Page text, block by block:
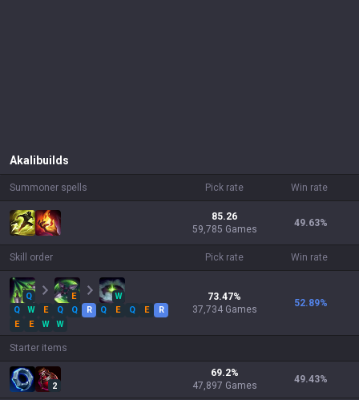
Akali builds
Summoner spells Pick rate Win rate
85.26
59,785 Games
49.63%
Skill order Pick rate Win rate
Q E
W
Q
W E Q Q R Q E Q E
R
E
E W W
73.47%
37,734 Games
52.89%
Starter items
2
69.2%
47,897 Games
49.43%